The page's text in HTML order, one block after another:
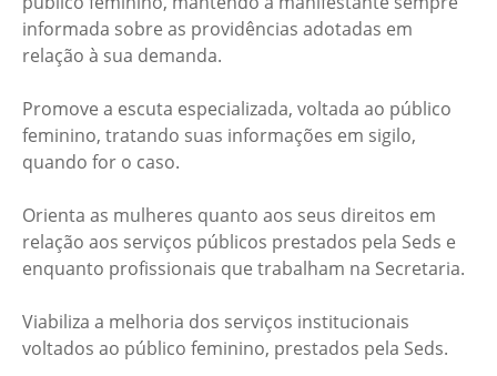
informada sobre as providências adotadas em
relação à sua demanda.
Promove a escuta especializada, voltada ao público
feminino, tratando suas informações em sigilo,
quando for o caso.
Orienta as mulheres quanto aos seus direitos em
relação aos serviços públicos prestados pela Seds e
enquanto profissionais que trabalham na Secretaria.
Viabiliza a melhoria dos serviços institucionais
voltados ao público feminino, prestados pela Seds.